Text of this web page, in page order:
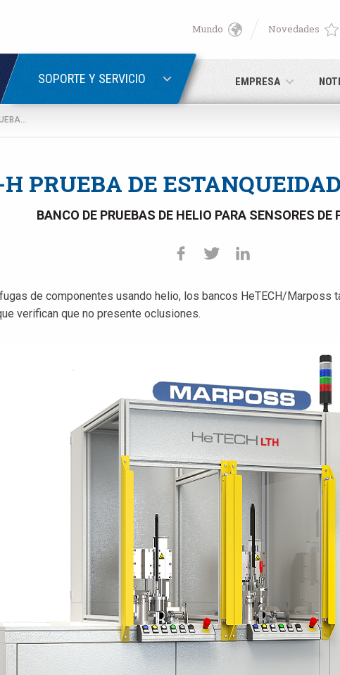
SOPORTE Y SERVICIO EMPRESA
Mundo Novedades
BANCO DE PRUEBAS DE HELIO PARA SENSORES DE PRESIÓN
H PRUEBA DE
BANCO DE PRUEBAS DE HELIO PARA SENSORES DE
de componentes usando helio, los bancos HeTECH/
verifican que no presente oclusiones.
English
Deutsch
Español
한국어 (Korean)
RECUPERACIÓN DE CONTRASEÑA
Contraseña
Si aún no está registrado, puede hacerlo ahora: ¡es gratis!